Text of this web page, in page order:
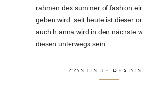
rahmen des summer of fashion
geben wird. seit heute ist dieser
auch h.anna wird in den nächste
diesen unterwegs sein.
CONTINUE